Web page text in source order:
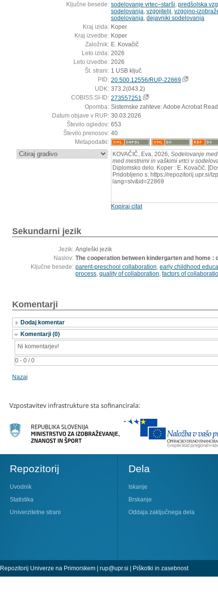
Ključne besede: sodelovanje vrtec–starši predšolska
sodelovanja vzgojitelji vzgojno-
sodelovanja dejavniki sodelovanja
Kraj izida: Koper
Kraj izvedbe: Koper
Založnik: E. Kovačič
Leto izida: 2026
Leto izvedbe: 2026
Št. strani: 1 USB ključ
PID: 20.500.12556/RUP-22869
UDK: 373.2(043.2)
COBISS.SI-ID: 273557251
Opomba: Sistemske zahteve: Adobe Acrobat
Datum objave v RUP: 30.03.2026
Število ogledov: 653
Število prenosov: 40
Metapodatki:
: KOVAČIČ, Eva, 2026, Sodelovanje
med mestnimi in vaškimi vrtci v
Diplomsko delo. Koper : E. Kovačič.
Pridobljeno s: https://repozitorij.upr.si/
lang=slv&id=22869
Kopiraj citat
Sekundarni jezik
Jezik: Angleški jezik
Naslov: The cooperation between kindergarten and home :
Ključne besede: parent-preschool collaboration, early childhood
process, quality of collaboration, factors of
Komentarji
Dodaj komentar
Komentarji (0)
0 - 0 / 0
Ni komentarjev!
Nazaj
Repozitorij
Uvodnik
Statistika
Univerzitetne strani
Dela
Iskanje
Brskanje
Oddaja zaključnega dela
Repozitorij Univerze na Primorskem | rup@upr.si Piškotki in zasebnost